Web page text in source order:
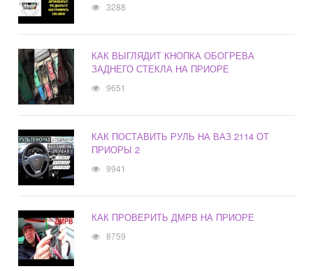
3288
КАК ВЫГЛЯДИТ КНОПКА ОБОГРЕВА
ЗАДНЕГО СТЕКЛА НА ПРИОРЕ
9651
КАК ПОСТАВИТЬ РУЛЬ НА ВАЗ 2114 ОТ
ПРИОРЫ 2
9941
КАК ПРОВЕРИТЬ ДМРВ НА ПРИОРЕ
8759